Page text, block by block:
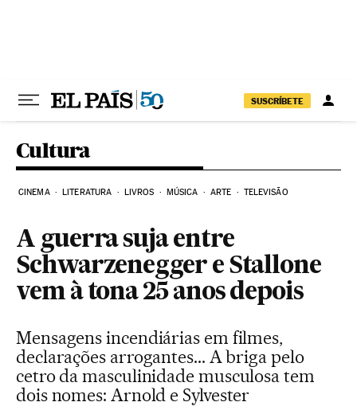
SUSCRÍBETE
Cultura
CINEMA LITERATURA LIVROS MÚSICA ARTE TELEVISÃO
A guerra suja entre
Schwarzenegger e Stallone
vem à tona 25 anos depois
Mensagens incendiárias em filmes,
declarações arrogantes... A briga pelo
cetro da masculinidade musculosa tem
dois nomes: Arnold e Sylvester